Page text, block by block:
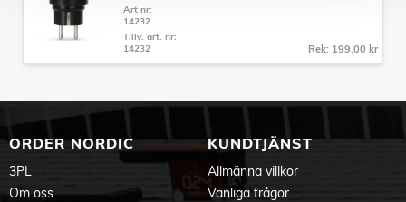
Art nr:
14232
Tillv. art. nr:
14232
Rek: 199,00 kr
ORDER NORDIC
3PL
Om oss
KUNDTJÄNST
Allmänna villkor
Vanliga frågor